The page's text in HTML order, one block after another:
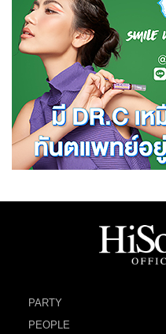
PARTY
PEOPLE